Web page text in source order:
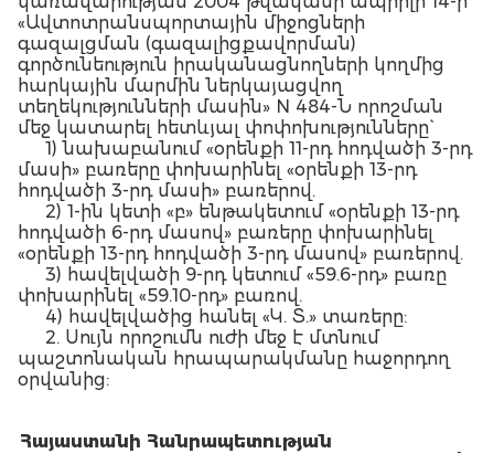
«Ավտոտրանսպորտային միջոցների
գազալցման (գազալիցքավորման)
գործունեություն իրականացնողների կողմից
հարկային մարմին ներկայացվող
տեղեկությունների մասին» N 484-Ն որոշման
մեջ կատարել հետևյալ փոփոխությունները`
1) նախաբանում «օրենքի 11-րդ հոդվածի 3-րդ
մասի» բառերը փոխարինել «օրենքի 13-րդ
հոդվածի 3-րդ մասի» բառերով.
2) 1-ին կետի «բ» ենթակետում «օրենքի 13-րդ
հոդվածի 6-րդ մասով» բառերը փոխարինել
«օրենքի 13-րդ հոդվածի 3-րդ մասով» բառերով.
3) հավելվածի 9-րդ կետում «59.6-րդ» բառը
փոխարինել «59.10-րդ» բառով.
4) հավելվածից հանել «Կ. Տ.» տառերը:
2. Սույն որոշումն ուժի մեջ է մտնում
պաշտոնական հրապարակմանը հաջորդող
օրվանից:
Հայաստանի Հանրապետության
Կ.